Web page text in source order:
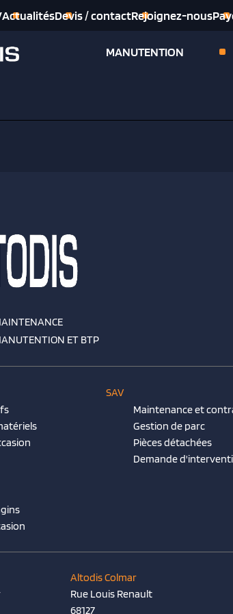
ActualitésDevis / contactRejoignez-nous
MANUTENTION
ET BTP
SAV
Maintenance et
Gestion de parc
Pièces détachées
Demande
Altodis Colmar
Rue Louis Renault
68127